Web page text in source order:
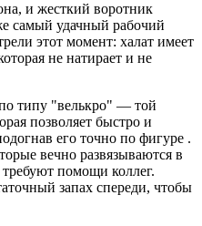
и жесткий воротник
самый удачный рабочий
этот момент: халат имеет
не натирает и не
типу "велькро" — той
позволяет быстро и
его точно по фигуре .
вечно развязываются в
помощи коллег.
запах спереди, чтобы